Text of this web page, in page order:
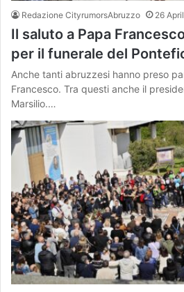
Redazione CityrumorsAbruzzo 26
Il saluto a Papa
per il funerale del
Anche tanti abruzzesi hanno preso
Francesco. Tra questi anche il
Marsilio.…